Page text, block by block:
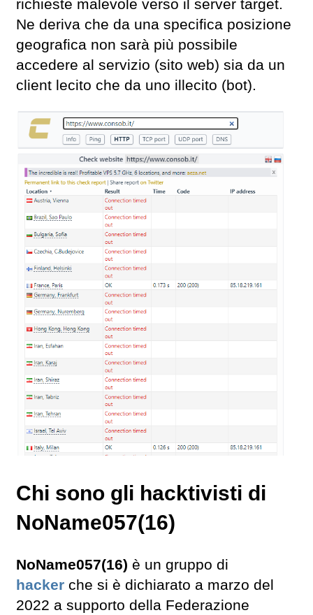
richieste malevole verso il server target.
Ne deriva che da una specifica posizione
geografica non sarà più possibile
accedere al servizio (sito web) sia da un
client lecito che da uno illecito (bot).
Chi sono gli hacktivisti di
NoName057(16)
NoName057(16) è un gruppo di
hacker che si è dichiarato a marzo del
2022 a supporto della Federazione